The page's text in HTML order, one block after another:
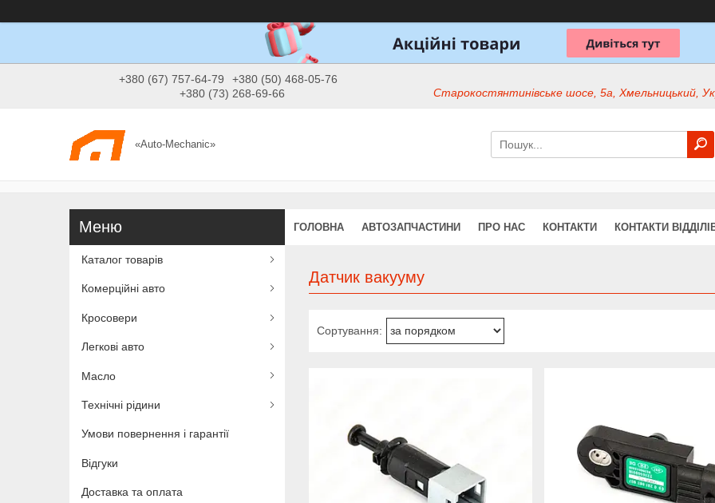
+380 (67) 757-64-79
+380 (50) 468-05-76
+380 (73) 268-69-66
Старокостянтинівське шосе, 5а, Хмельницький,
«Auto-Mechanic»
ГОЛОВНА АВТОЗАПЧАСТИНИ ПРО НАС КОНТАКТИ КОНТАКТИ
Датчик вакууму
Каталог товарів
Комерційні авто
Кросовери
Легкові авто
Масло
Технічні рідини
Умови повернення і гарантії
Відгуки
Доставка та оплата